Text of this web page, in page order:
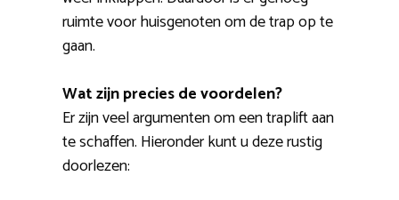
ruimte voor huisgenoten om de trap op te
gaan.
Wat zijn precies de voordelen?
Er zijn veel argumenten om een traplift aan
te schaffen. Hieronder kunt u deze rustig
doorlezen: